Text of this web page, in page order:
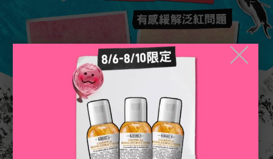
有感緩解泛紅問題
╳